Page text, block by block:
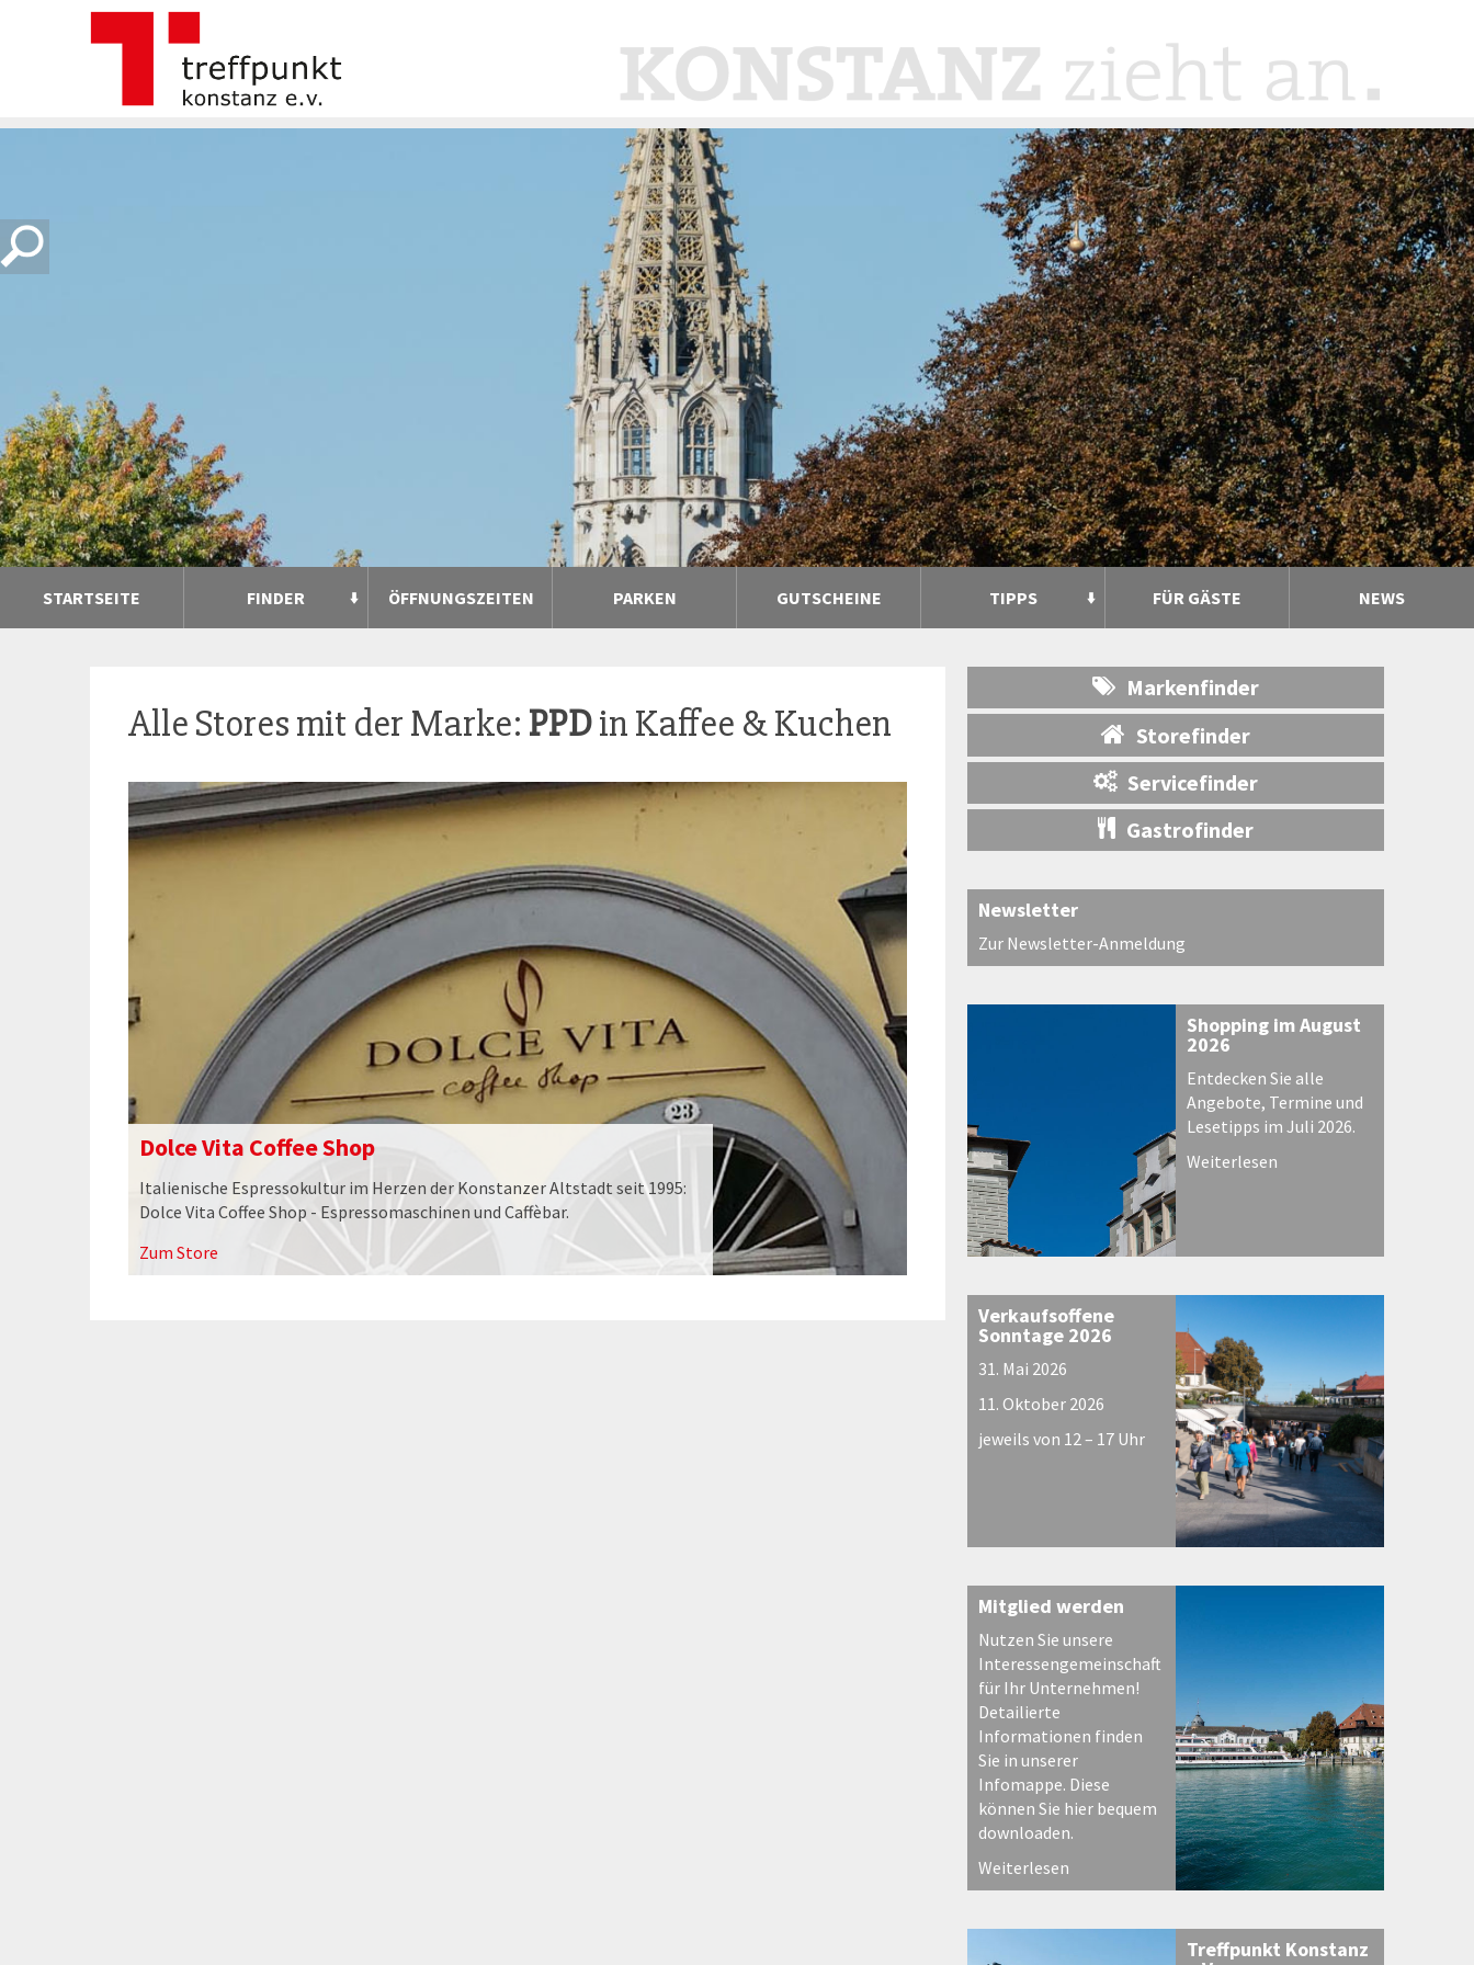
STARTSEITE FINDER ÖFFNUNGSZEITEN PARKEN GUTSCHEINE TIPPS FÜR GÄSTE NEWS
Alle Stores mit der Marke: PPDin Kaffee & Kuchen
Dolce Vita Coffee Shop
Italienische Espressokultur im Herzen der Konstanzer Altstadt seit 1995:
Dolce Vita Coffee Shop - Espressomaschinen und Caffèbar.
Zum Store
Markenfinder
Storefinder
Servicefinder
Gastrofinder
Newsletter
Zur Newsletter-Anmeldung
Shopping im August
2026
Entdecken Sie alle
Angebote, Termine und
Lesetipps im Juli 2026.
Weiterlesen
Verkaufsoffene
Sonntage 2026
31. Mai 2026
11. Oktober 2026
jeweils von 12 – 17 Uhr
Mitglied werden
Nutzen Sie unsere
Interessengemeinschaft
für Ihr Unternehmen!
Detailierte
Informationen finden
Sie in unserer
Infomappe. Diese
können Sie hier bequem
downloaden.
Weiterlesen
Treffpunkt Konstanz